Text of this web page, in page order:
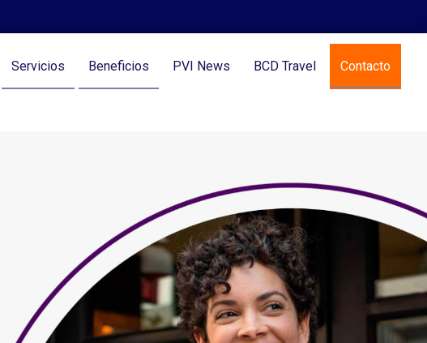
Servicios Beneficios PVI News BCD Travel Contacto